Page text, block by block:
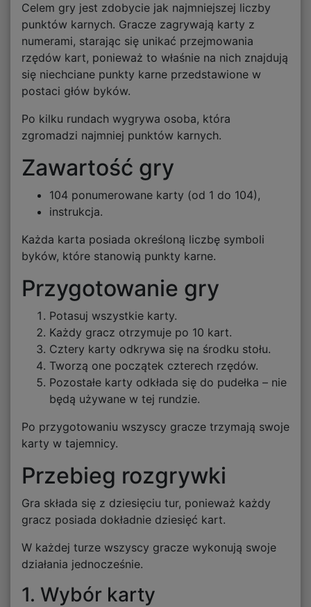
Celem gry jest zdobycie jak najmniejszej liczby
punktów karnych. Gracze zagrywają karty z
numerami, starając się unikać przejmowania
rzędów kart, ponieważ to właśnie na nich znajdują
się niechciane punkty karne przedstawione w
postaci głów byków.
Po kilku rundach wygrywa osoba, która
zgromadzi najmniej punktów karnych.
Zawartość gry
104 ponumerowane karty (od 1 do 104),
instrukcja.
Każda karta posiada określoną liczbę symboli
byków, które stanowią punkty karne.
Przygotowanie gry
Potasuj wszystkie karty.
Każdy gracz otrzymuje po 10 kart.
Cztery karty odkrywa się na środku stołu.
Tworzą one początek czterech rzędów.
Pozostałe karty odkłada się do pudełka – nie
będą używane w tej rundzie.
Po przygotowaniu wszyscy gracze trzymają swoje
karty w tajemnicy.
Przebieg rozgrywki
Gra składa się z dziesięciu tur, ponieważ każdy
gracz posiada dokładnie dziesięć kart.
W każdej turze wszyscy gracze wykonują swoje
działania jednocześnie.
1. Wybór karty